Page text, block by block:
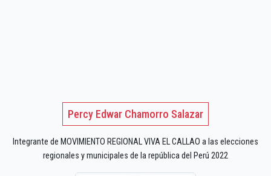
Percy Edwar Chamorro Salazar
Integrante de MOVIMIENTO REGIONAL VIVA EL CALLAO a las elecciones
regionales y municipales de la república del Perú 2022